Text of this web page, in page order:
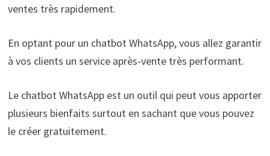
ventes très rapidement.
En optant pour un chatbot WhatsApp, vous allez garantir
à vos clients un service après-vente très performant.
Le chatbot WhatsApp est un outil qui peut vous apporter
plusieurs bienfaits surtout en sachant que vous pouvez
le créer gratuitement.